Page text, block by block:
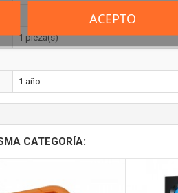
1 pieza(s)
1 año
CATEGORÍA:
ACEPTO